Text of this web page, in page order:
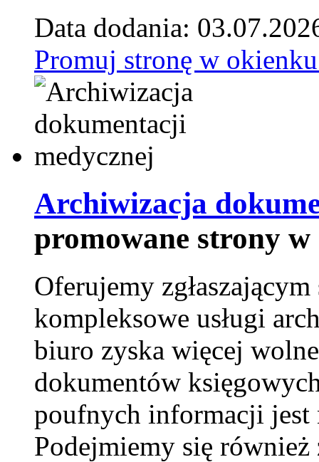
Data dodania:
Promuj stronę w
Archiwizacja
promowane strony
Oferujemy
kompleksowe usługi
biuro zyska więcej
dokumentów
poufnych informacji jest
Podejmiemy się